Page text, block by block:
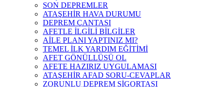
SON DEPREMLER
ATAŞEHİR HAVA DURUMU
DEPREM ÇANTASI
AFETLE İLGİLİ BİLGİLER
AİLE PLANI YAPTINIZ MI?
TEMEL İLK YARDIM EĞİTİMİ
AFET GÖNÜLLÜSÜ OL
AFETE HAZIRIZ UYGULAMASI
ATAŞEHİR AFAD SORU-CEVAPLAR
ZORUNLU DEPREM SİGORTASI